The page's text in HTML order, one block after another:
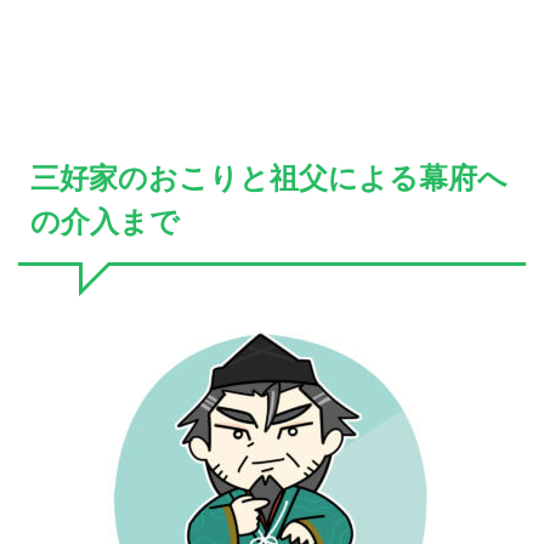
三好家のおこりと祖父による幕府へ
の介入まで